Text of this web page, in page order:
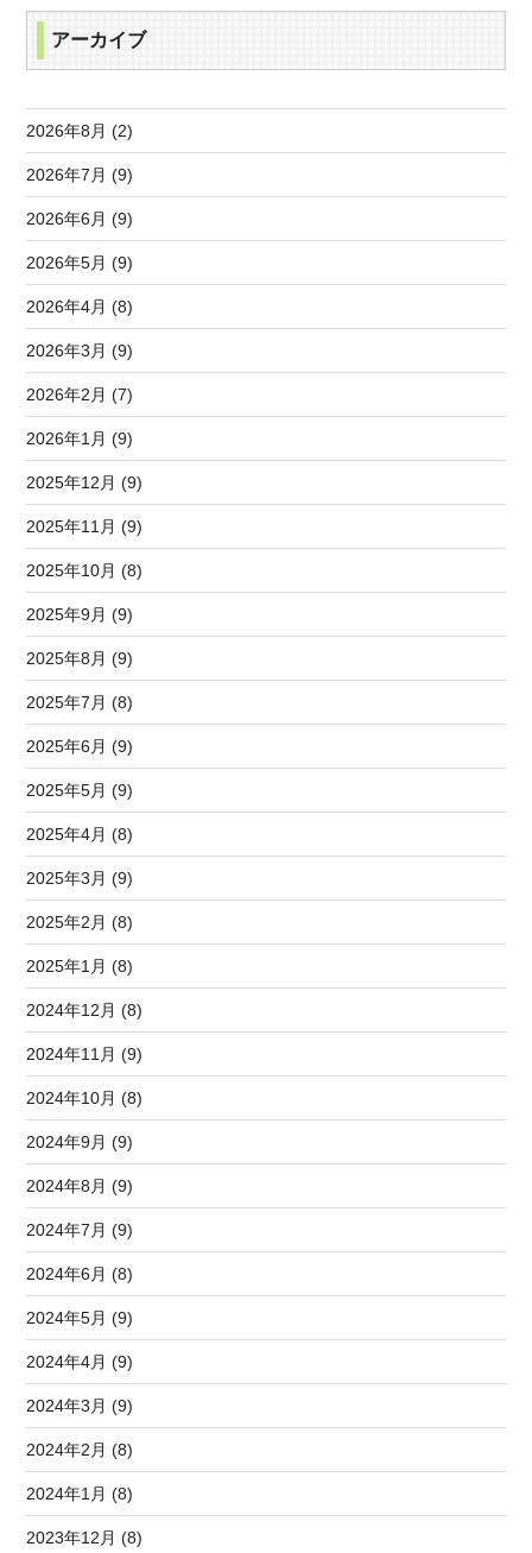
アーカイブ
2026年8月 (2)
2026年7月 (9)
2026年6月 (9)
2026年5月 (9)
2026年4月 (8)
2026年3月 (9)
2026年2月 (7)
2026年1月 (9)
2025年12月 (9)
2025年11月 (9)
2025年10月 (8)
2025年9月 (9)
2025年8月 (9)
2025年7月 (8)
2025年6月 (9)
2025年5月 (9)
2025年4月 (8)
2025年3月 (9)
2025年2月 (8)
2025年1月 (8)
2024年12月 (8)
2024年11月 (9)
2024年10月 (8)
2024年9月 (9)
2024年8月 (9)
2024年7月 (9)
2024年6月 (8)
2024年5月 (9)
2024年4月 (9)
2024年3月 (9)
2024年2月 (8)
2024年1月 (8)
2023年12月 (8)